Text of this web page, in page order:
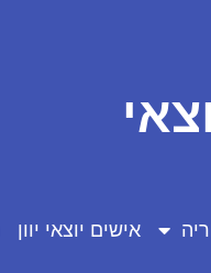
אישים יוצאי יוון